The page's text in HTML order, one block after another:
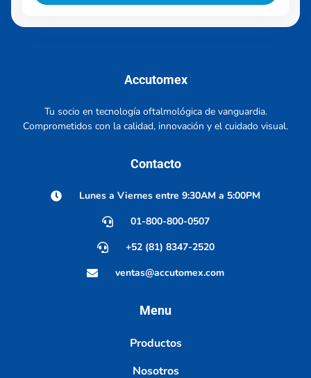
Accutomex
Tu socio en tecnología oftalmológica de vanguardia.
Comprometidos con la calidad, innovación y el cuidado visual.
Contacto
Lunes a Viernes entre 9:30AM a 5:00PM
01-800-800-0507
+52 (81) 8347-2520
ventas@accutomex.com
Menu
Productos
Nosotros